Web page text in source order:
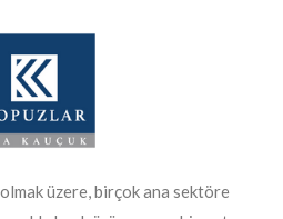
üzere, birçok ana sektöre